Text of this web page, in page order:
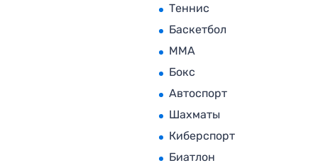
Теннис
Баскетбол
MMA
Бокс
Автоспорт
Шахматы
Киберспорт
Биатлон